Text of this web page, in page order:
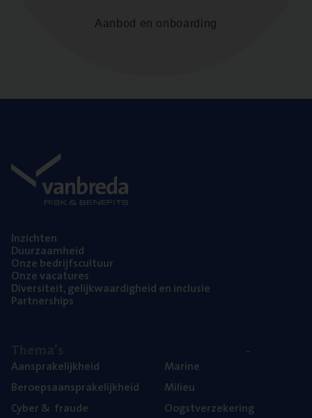
Aanbod en onboarding
Inzich­ten
Duur­zaam­heid
Onze bedrijfs­cul­tuur
Onze vaca­tu­res
Diver­si­teit, gelijk­waar­dig­heid en inclusie
Part­ner­ships
Aan­spra­ke­lijk­heid
Beroeps­aan­spra­ke­lijk­heid
Cyber& fraude
Mari­ne
Mili­eu
Oogst­ver­ze­ke­ring